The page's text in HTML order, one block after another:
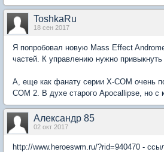
ToshkaRu
18 сен 2017
Я попробовал новую Mass Effect
частей. К управлению нужно привыкнуть
А, еще как фанату серии X-COM очень
COM 2. В духе старого Apocallipse, но с
Александр 85
02 окт 2017
http://www.heroeswm.ru/?rid=940470 -